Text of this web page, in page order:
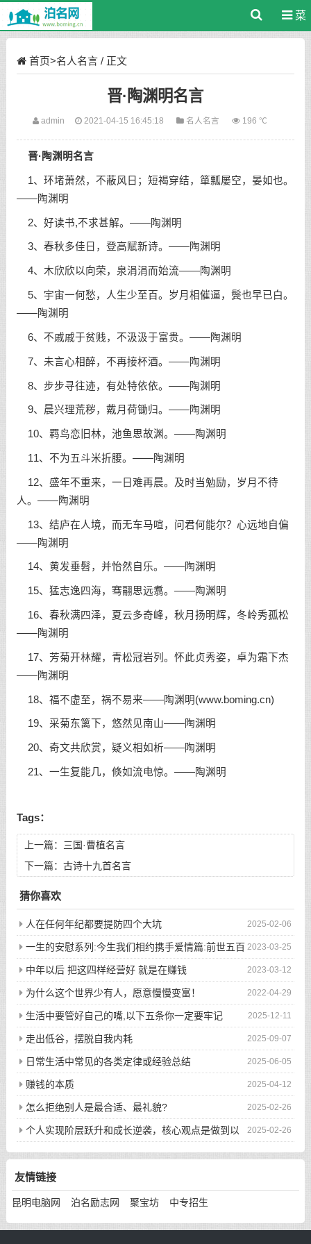
菜
首页>名人名言/ 正文
晋·陶渊明名言
admin 2021-04-15 16:45:18 名人名言 196 ℃
晋·陶渊明名言
1、环堵萧然，不蔽风日；短褐穿结，箪瓢屡空，晏如也。
——陶渊明
2、好读书,不求甚解。——陶渊明
3、春秋多佳日，登高赋新诗。——陶渊明
4、木欣欣以向荣，泉涓涓而始流——陶渊明
5、宇宙一何愁，人生少至百。岁月相催逼，鬓也早已白。
——陶渊明
6、不戚戚于贫贱，不汲汲于富贵。——陶渊明
7、未言心相醉，不再接杯酒。——陶渊明
8、步步寻往迹，有处特依依。——陶渊明
9、晨兴理荒秽，戴月荷锄归。——陶渊明
10、羁鸟恋旧林，池鱼思故渊。——陶渊明
11、不为五斗米折腰。——陶渊明
12、盛年不重来，一日难再晨。及时当勉励，岁月不待
人。——陶渊明
13、结庐在人境，而无车马喧，问君何能尔？心远地自偏
——陶渊明
14、黄发垂髫，并怡然自乐。——陶渊明
15、猛志逸四海，骞翮思远翥。——陶渊明
16、春秋满四泽，夏云多奇峰，秋月扬明辉，冬岭秀孤松
——陶渊明
17、芳菊开林耀，青松冠岩列。怀此贞秀姿，卓为霜下杰
——陶渊明
18、福不虚至，祸不易来——陶渊明(www.boming.cn)
19、采菊东篱下，悠然见南山——陶渊明
20、奇文共欣赏，疑义相如析——陶渊明
21、一生复能几，倏如流电惊。——陶渊明
Tags：
上一篇： 三国·曹植名言
下一篇： 古诗十九首名言
猜你喜欢
2025-02-06
人在任何年纪都要提防四个大坑
2023-03-25
一生的安慰系列:今生我们相约携手爱情篇:前世五百
次的回眸才换来今生的相遇
2023-03-12
中年以后 把这四样经营好 就是在赚钱
2022-04-29
为什么这个世界少有人，愿意慢慢变富！
2025-12-11
生活中要管好自己的嘴,以下五条你一定要牢记
2025-09-07
走出低谷，摆脱自我内耗
2025-06-05
日常生活中常见的各类定律或经验总结
2025-04-12
赚钱的本质
2025-02-26
怎么拒绝别人是最合适、最礼貌?
2025-02-26
个人实现阶层跃升和成长逆袭，核心观点是做到以
下八件事
友情链接
昆明电脑网 泊名励志网 聚宝坊 中专招生